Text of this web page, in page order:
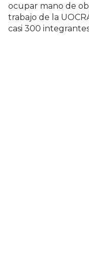
ocupar mano de
trabajo de la
casi 300